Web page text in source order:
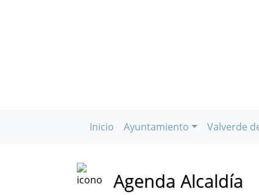
Inicio Ayuntamiento Valverde
Agenda Alcaldía